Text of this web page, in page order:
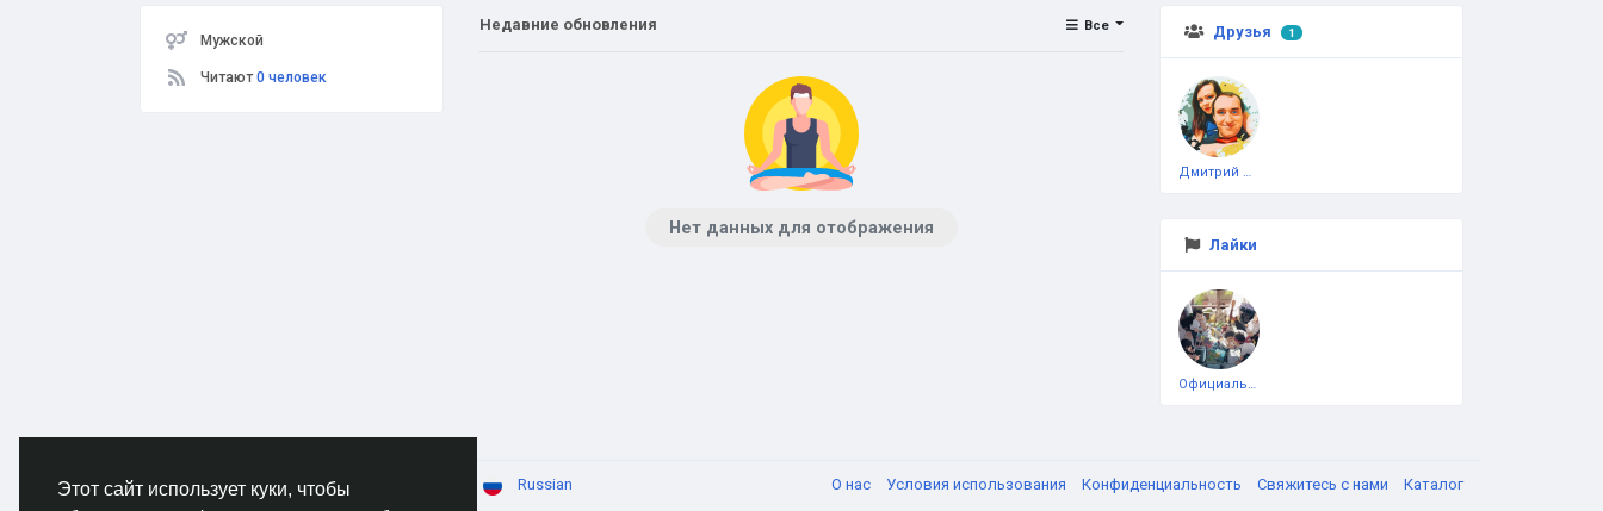
Этот сайт использует куки, чтобы
Мужской
Читают0 человек
Друзья 1
Дмитрий Чеботарёв
Лайки
Официальная тестовая страница
Недавние обновления Все
Нет данных для отображения
© 2026 AnimeSocial.SU - Первая аниме сеть! Russian О нас Условия использования Конфиденциальность Свяжитесь с нами Каталог